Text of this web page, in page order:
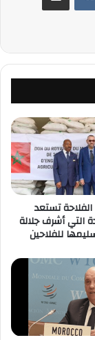
الفلاحة تستعد
التي أشرف جلالة
للفلاحين